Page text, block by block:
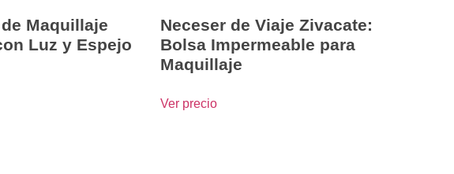
Maquillaje
Luz y Espejo
Neceser de Viaje Zivacate:
Bolsa Impermeable para
Maquillaje
Ver precio